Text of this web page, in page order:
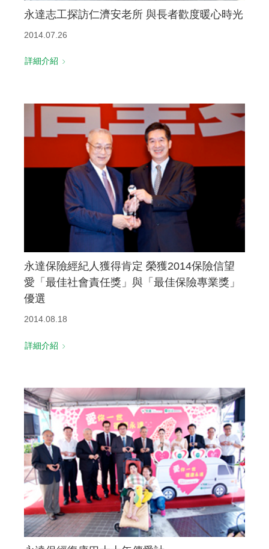
永達志工探訪仁濟安老所 與長者歡度暖心時光
2014.07.26
詳細介紹
永達保險經紀人獲得肯定 榮獲2014保險信望
愛「最佳社會責任獎」與「最佳保險專業獎」
優選
2014.08.18
詳細介紹